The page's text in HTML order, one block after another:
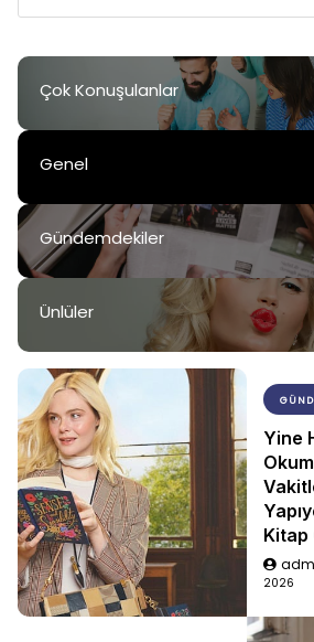
Çok Konuşulanlar
Genel
Gündemdekiler
Ünlüler
Yine
Kitap
2026